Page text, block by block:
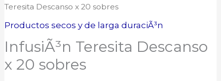
Teresita Descanso x 20 sobres
Productos secos y de larga duraciÃ³n
InfusiÃ³n Teresita Descanso
x 20 sobres
x
20
cantidad